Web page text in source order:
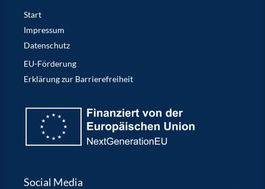
Start
Impressum
Datenschutz
EU-Förderung
Erklärung zur Barrierefreiheit
Social Media